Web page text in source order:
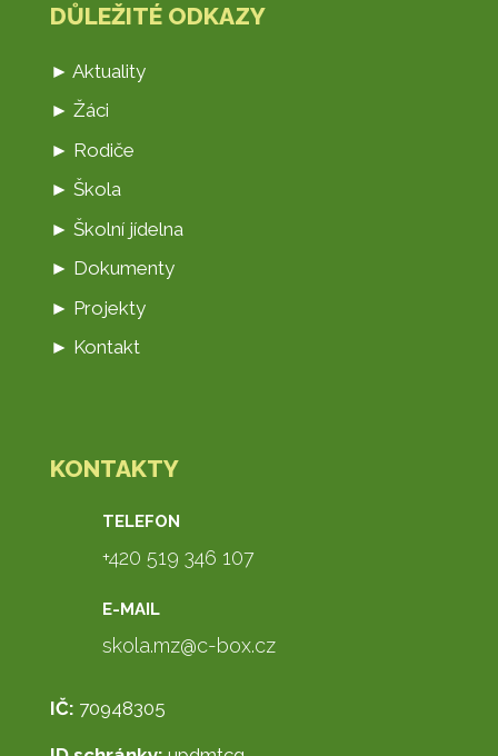
DŮLEŽITÉ ODKAZY
► Aktuality
► Žáci
► Rodiče
► Škola
► Školní jídelna
► Dokumenty
► Projekty
► Kontakt
KONTAKTY
TELEFON
+420 519 346 107
E-MAIL
skola.mz@c-box.cz
IČ: 70948305